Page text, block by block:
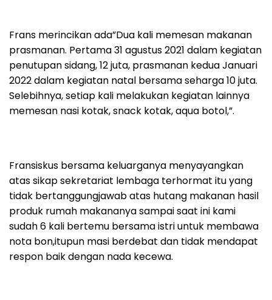
Frans merincikan ada”Dua kali memesan makanan
prasmanan. Pertama 31 agustus 2021 dalam kegiatan
penutupan sidang, 12 juta, prasmanan kedua Januari
2022 dalam kegiatan natal bersama seharga 10 juta.
Selebihnya, setiap kali melakukan kegiatan lainnya
memesan nasi kotak, snack kotak, aqua botol,”.
Fransiskus bersama keluarganya menyayangkan
atas sikap sekretariat lembaga terhormat itu yang
tidak bertanggungjawab atas hutang makanan hasil
produk rumah makananya sampai saat ini kami
sudah 6 kali bertemu bersama istri untuk membawa
nota bon,itupun masi berdebat dan tidak mendapat
respon baik dengan nada kecewa.